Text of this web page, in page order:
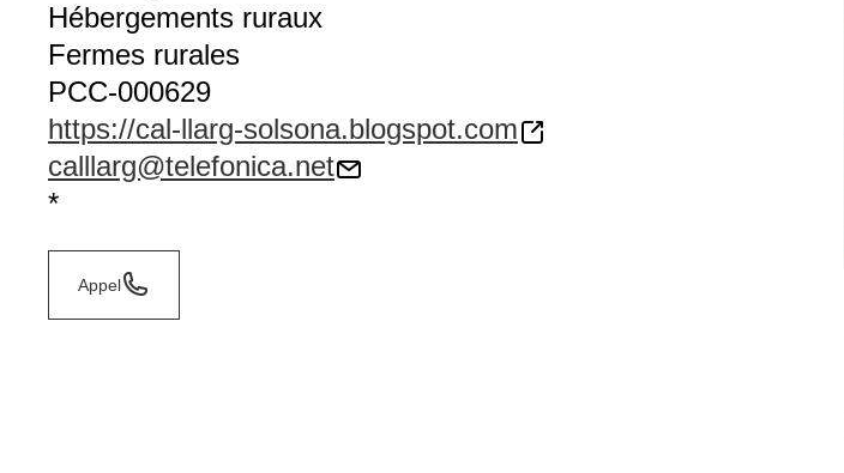
Hébergements ruraux
Fermes rurales
PCC-000629
https://cal-llarg-solsona.blogspot.com
calllarg@telefonica.net
*
Appel